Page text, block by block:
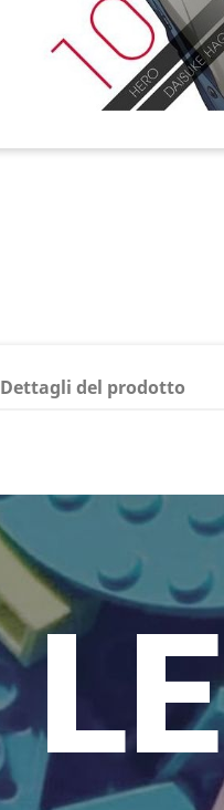
Dettagli del prodotto